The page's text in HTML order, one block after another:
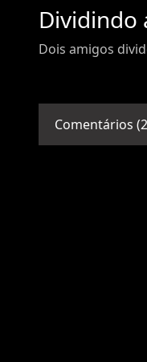
Dividindo
Dois amigos
Comentários